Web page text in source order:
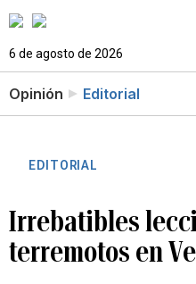
6 de agosto de 2026
Opinión Editorial
EDITORIAL
Irrebatibles
terremotos en